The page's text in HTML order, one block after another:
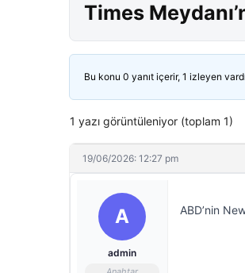
Times
Bu konu 0 yanıt içerir, 1 izleyen
1 yazı görüntüleniyor (toplam 1)
19/06/2026: 12:27 pm
A
admin
ABD’nin